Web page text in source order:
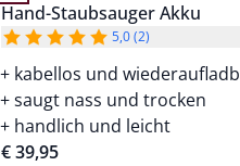
Hand-Staubsauger Akku
5,0 (2)
kabellos und
saugt nass und trocken
handlich und leicht
€ 39,95